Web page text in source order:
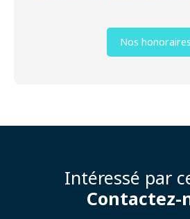
Nos honoraires
Intéressé par
Contactez-